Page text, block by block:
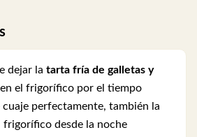
dejar la tarta fría de galletas y
en el frigorífico por el tiempo
perfectamente, también la
frigorífico desde la noche